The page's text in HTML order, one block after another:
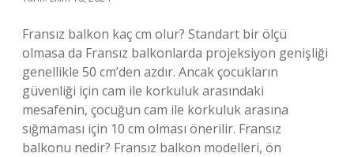
Fransız balkon kaç cm olur? Standart bir ölçü
olmasa da Fransız balkonlarda projeksiyon genişliği
genellikle 50 cm’den azdır. Ancak çocukların
güvenliği için cam ile korkuluk arasındaki
mesafenin, çocuğun cam ile korkuluk arasına
sığmaması için 10 cm olması önerilir. Fransız
balkonu nedir? Fransız balkon modelleri, ön